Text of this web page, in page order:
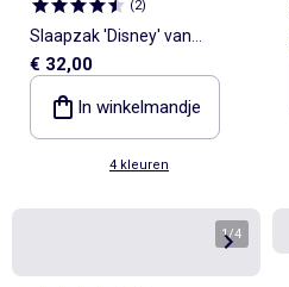
(2)
Slaapzak 'Disney' van
velours
€ 32,00
In winkelmandje
4 kleuren
1/4